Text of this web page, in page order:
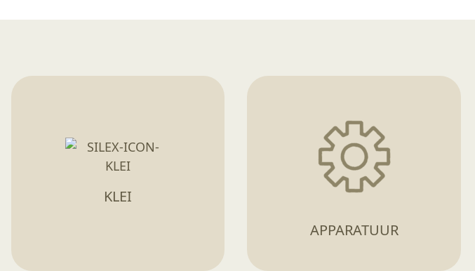
KLEI
APPARATUUR